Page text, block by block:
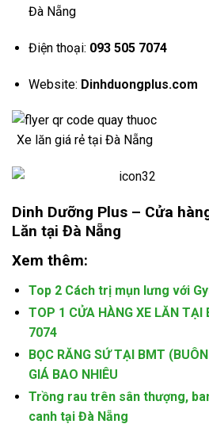
Đà Nẵng
Điện thoại: 093 505 7074
Website: Dinhduongplus.com
Xe lăn giá rẻ tại Đà Nẵng
Dinh Dưỡng Plus – Cửa
Lăn tại Đà Nẵng
Xem thêm:
Top 2 Cách trị mụn lưng với
TOP 1 CỬA HÀNG XE LĂN TẠI
7074
BỌC RĂNG SỨ TẠI BMT
GIÁ BAO NHIÊU
Trồng rau trên sân thượng,
canh tại Đà Nẵng